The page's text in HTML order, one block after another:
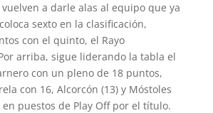
a darle alas al equipo que ya
sexto en la clasificación,
con el quinto, el Rayo
arriba, sigue liderando la tabla el
con un pleno de 18 puntos,
con 16, Alcorcón (13) y Móstoles
en puestos de Play Off por el título.